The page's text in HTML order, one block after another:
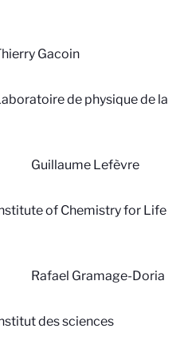
physique de la
Lefèvre
for Life
Rafael Gramage-Doria